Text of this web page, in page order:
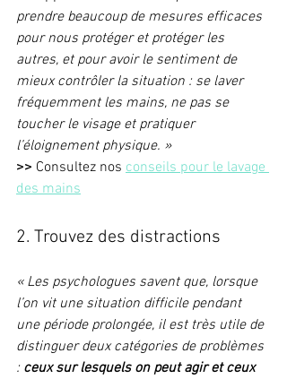
prendre beaucoup de mesures efficaces
pour nous protéger et protéger les
autres, et pour avoir le sentiment de
mieux contrôler la situation : se laver
fréquemment les mains, ne pas se
toucher le visage et pratiquer
l’éloignement physique. »
>> Consultez nos conseils pour le lavage
des mains
2. Trouvez des distractions
« Les psychologues savent que, lorsque
l’on vit une situation difficile pendant
une période prolongée, il est très utile de
distinguer deux catégories de problèmes
: ceux sur lesquels on peut agir et ceux